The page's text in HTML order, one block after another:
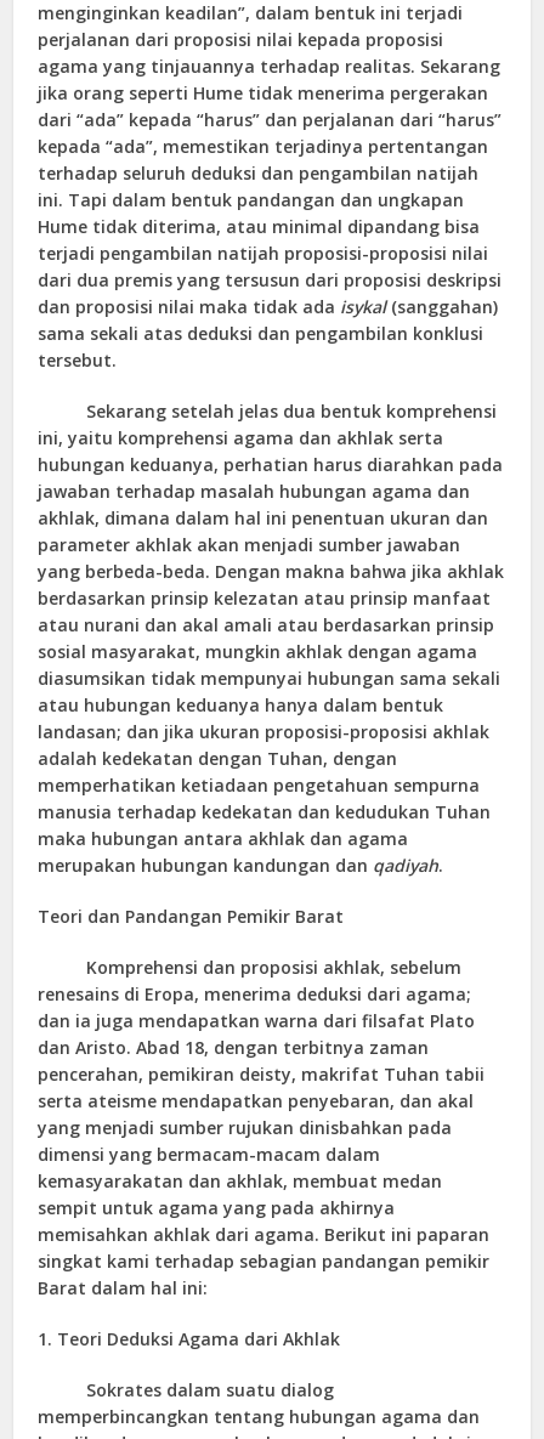
menginginkan keadilan”, dalam bentuk ini terjadi
perjalanan dari proposisi nilai kepada proposisi
agama yang tinjauannya terhadap realitas. Sekarang
jika orang seperti Hume tidak menerima pergerakan
dari “ada” kepada “harus” dan perjalanan dari “harus”
kepada “ada”, memestikan terjadinya pertentangan
terhadap seluruh deduksi dan pengambilan natijah
ini. Tapi dalam bentuk pandangan dan ungkapan
Hume tidak diterima, atau minimal dipandang bisa
terjadi pengambilan natijah proposisi-proposisi nilai
dari dua premis yang tersusun dari proposisi deskripsi
dan proposisi nilai maka tidak ada isykal(sanggahan)
sama sekali atas deduksi dan pengambilan konklusi
tersebut.
Sekarang setelah jelas dua bentuk komprehensi
ini, yaitu komprehensi agama dan akhlak serta
hubungan keduanya, perhatian harus diarahkan pada
jawaban terhadap masalah hubungan agama dan
akhlak, dimana dalam hal ini penentuan ukuran dan
parameter akhlak akan menjadi sumber jawaban
yang berbeda-beda. Dengan makna bahwa jika akhlak
berdasarkan prinsip kelezatan atau prinsip manfaat
atau nurani dan akal amali atau berdasarkan prinsip
sosial masyarakat, mungkin akhlak dengan agama
diasumsikan tidak mempunyai hubungan sama sekali
atau hubungan keduanya hanya dalam bentuk
landasan; dan jika ukuran proposisi-proposisi akhlak
adalah kedekatan dengan Tuhan, dengan
memperhatikan ketiadaan pengetahuan sempurna
manusia terhadap kedekatan dan kedudukan Tuhan
maka hubungan antara akhlak dan agama
merupakan hubungan kandungan dan qadiyah.
Teori dan Pandangan Pemikir Barat
Komprehensi dan proposisi akhlak, sebelum
renesains di Eropa, menerima deduksi dari agama;
dan ia juga mendapatkan warna dari filsafat Plato
dan Aristo. Abad 18, dengan terbitnya zaman
pencerahan, pemikiran deisty, makrifat Tuhan tabii
serta ateisme mendapatkan penyebaran, dan akal
yang menjadi sumber rujukan dinisbahkan pada
dimensi yang bermacam-macam dalam
kemasyarakatan dan akhlak, membuat medan
sempit untuk agama yang pada akhirnya
memisahkan akhlak dari agama. Berikut ini paparan
singkat kami terhadap sebagian pandangan pemikir
Barat dalam hal ini:
1. Teori Deduksi Agama dari Akhlak
Sokrates dalam suatu dialog
memperbincangkan tentang hubungan agama dan